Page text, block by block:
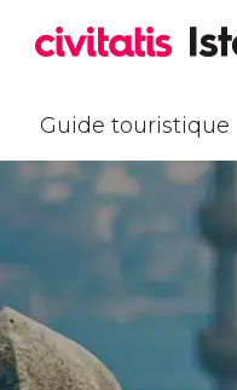
Guide touristique